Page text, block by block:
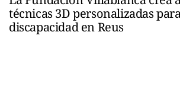
técnicas 3D personalizadas
discapacidad en Reus